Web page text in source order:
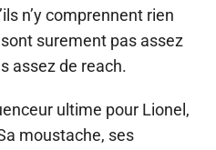
n’y comprennent rien
surement pas assez
assez de reach.
ultime pour Lionel,
moustache, ses